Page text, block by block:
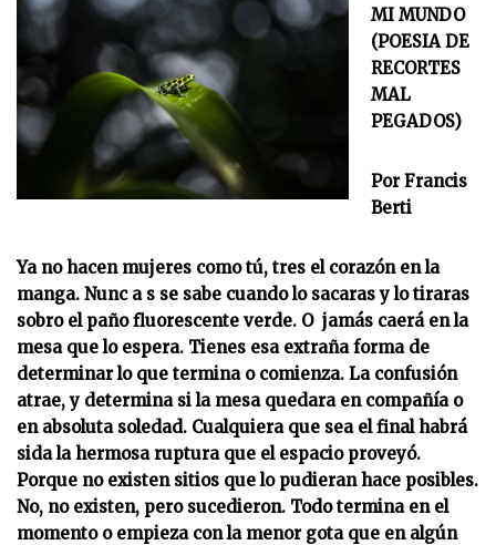
MI MUNDO
(POESIA DE
RECORTES
MAL
PEGADOS)
Por Francis
Berti
Ya no hacen mujeres como tú, tres el corazón en la
manga. Nunc a s se sabe cuando lo sacaras y lo tiraras
sobro el paño fluorescente verde. O jamás caerá en la
mesa que lo espera. Tienes esa extraña forma de
determinar lo que termina o comienza. La confusión
atrae, y determina si la mesa quedara en compañía o
en absoluta soledad. Cualquiera que sea el final habrá
sida la hermosa ruptura que el espacio proveyó.
Porque no existen sitios que lo pudieran hace posibles.
No, no existen, pero sucedieron. Todo termina en el
momento o empieza con la menor gota que en algún